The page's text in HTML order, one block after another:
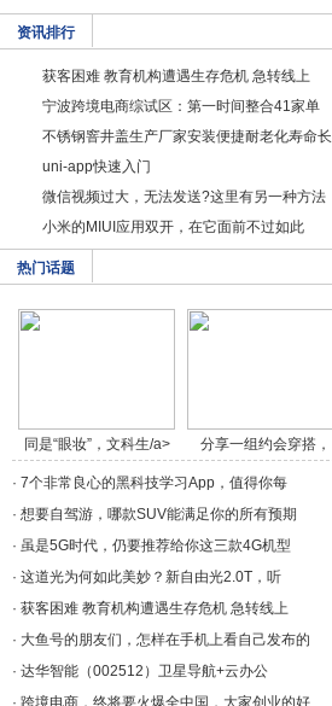
资讯排行
获客困难 教育机构遭遇生存危机 急转线上
宁波跨境电商综试区：第一时间整合41家单
不锈钢窨井盖生产厂家安装便捷耐老化寿命长
uni-app快速入门
微信视频过大，无法发送?这里有另一种方法
小米的MIUI应用双开，在它面前不过如此
热门话题
同是“眼妆”，文科生/a>
分享一组约会穿搭，
做/a>
· 7个非常良心的黑科技学习App，值得你每
· 想要自驾游，哪款SUV能满足你的所有预期
· 虽是5G时代，仍要推荐给你这三款4G机型
· 这道光为何如此美妙？新自由光2.0T，听
· 获客困难 教育机构遭遇生存危机 急转线上
· 大鱼号的朋友们，怎样在手机上看自己发布的
· 达华智能（002512）卫星导航+云办公
· 跨境电商，终将要火爆全中国，大家创业的好